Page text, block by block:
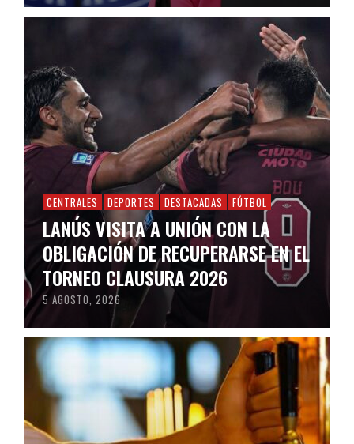
CENTRALES DEPORTES DESTACADAS FÚTBOL
LANÚS VISITA A UNIÓN CON LA
OBLIGACIÓN DE RECUPERARSE EN EL
TORNEO CLAUSURA 2026
5 AGOSTO, 2026